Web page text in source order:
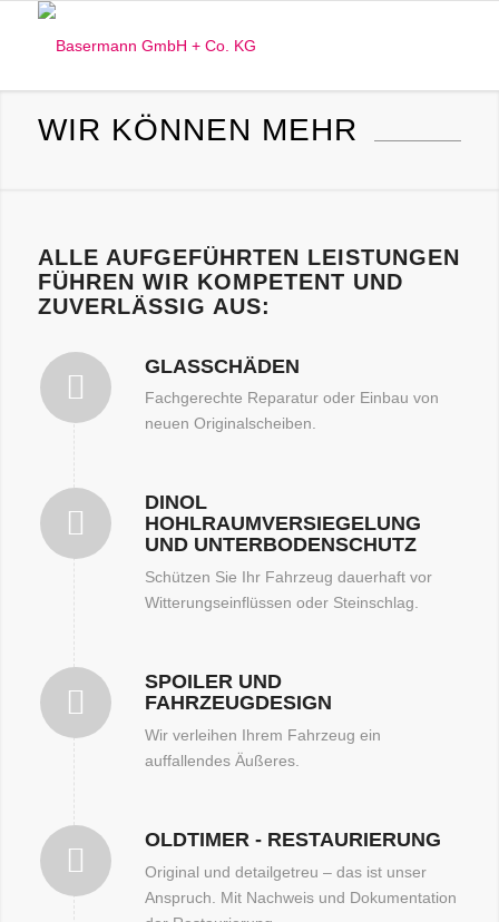
WIR KÖNNEN MEHR
ALLE AUFGEFÜHRTEN LEISTUNGEN
FÜHREN WIR KOMPETENT UND
ZUVERLÄSSIG AUS:
GLASSCHÄDEN
Fachgerechte Reparatur oder Einbau von
neuen Originalscheiben.
DINOL
HOHLRAUMVERSIEGELUNG
UND UNTERBODENSCHUTZ
Schützen Sie Ihr Fahrzeug dauerhaft vor
Witterungseinflüssen oder Steinschlag.
SPOILER UND
FAHRZEUGDESIGN
Wir verleihen Ihrem Fahrzeug ein
auffallendes Äußeres.
OLDTIMER - RESTAURIERUNG
Original und detailgetreu – das ist unser
Anspruch. Mit Nachweis und Dokumentation